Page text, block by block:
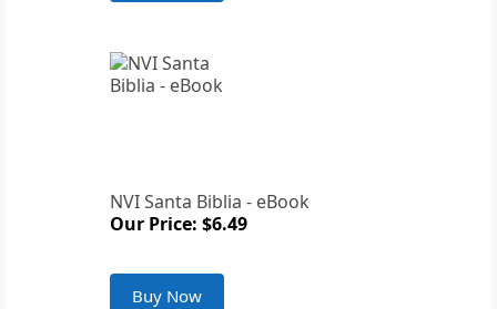
NVI Santa Biblia - eBook
Our Price: $6.49
Buy Now